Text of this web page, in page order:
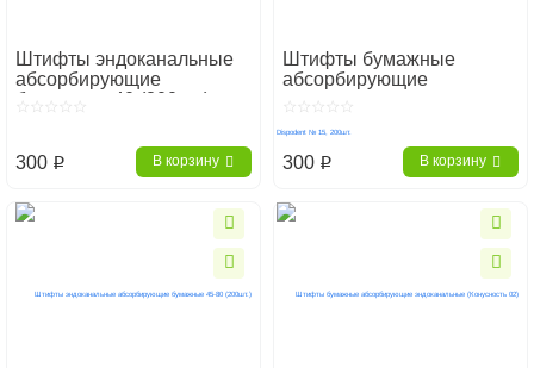
Штифты эндоканальные
абсорбирующие
бумажные 40 (200шт.)
300 p В корзину
Штифты бумажные
абсорбирующие
№ 15, 200шт.
300 p В корзину